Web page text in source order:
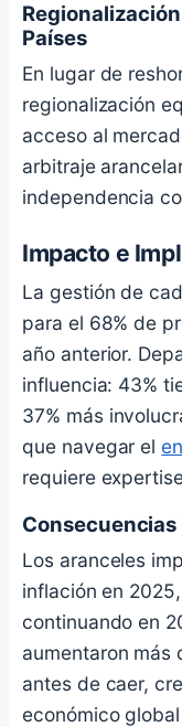
Países
En lugar de
regionalización
acceso al
arbitraje
independencia
Impacto e
La gestión de
para el 68% de
año anterior.
influencia: 43%
37% más
que navegar el
requiere
Consecuencias
Los aranceles
inflación en
continuando en
aumentaron más
antes de caer,
económico